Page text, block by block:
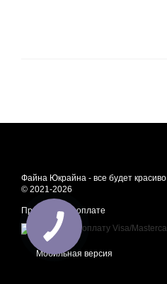
Файна Юкрайна - все будет красиво
© 2021-2026
Принимаем к оплате
Мобильная версия